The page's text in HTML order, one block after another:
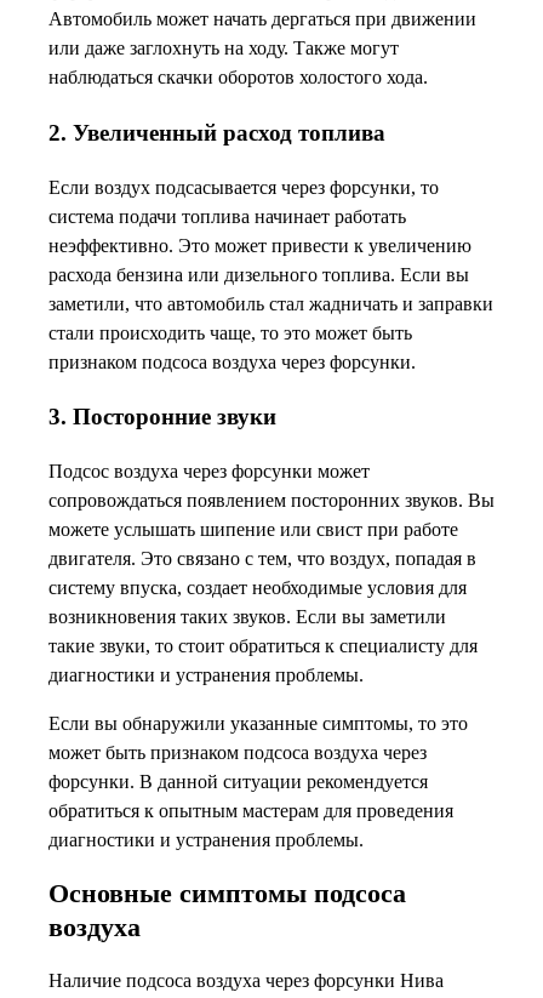
Автомобиль может начать дергаться при движении
или даже заглохнуть на ходу. Также могут
наблюдаться скачки оборотов холостого хода.
2. Увеличенный расход топлива
Если воздух подсасывается через форсунки, то
система подачи топлива начинает работать
неэффективно. Это может привести к увеличению
расхода бензина или дизельного топлива. Если вы
заметили, что автомобиль стал жадничать и заправки
стали происходить чаще, то это может быть
признаком подсоса воздуха через форсунки.
3. Посторонние звуки
Подсос воздуха через форсунки может
сопровождаться появлением посторонних звуков. Вы
можете услышать шипение или свист при работе
двигателя. Это связано с тем, что воздух, попадая в
систему впуска, создает необходимые условия для
возникновения таких звуков. Если вы заметили
такие звуки, то стоит обратиться к специалисту для
диагностики и устранения проблемы.
Если вы обнаружили указанные симптомы, то это
может быть признаком подсоса воздуха через
форсунки. В данной ситуации рекомендуется
обратиться к опытным мастерам для проведения
диагностики и устранения проблемы.
Основные симптомы подсоса
воздуха
Наличие подсоса воздуха через форсунки Нива